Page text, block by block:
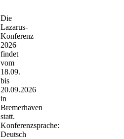
Die
Lazarus-
Konferenz
2026
findet
vom
18.09.
bis
20.09.2026
in
Bremerhaven
statt.
Konferenzsprache:
Deutsch